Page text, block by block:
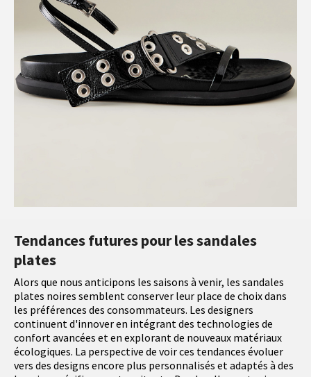
Tendances futures pour les sandales
plates
Alors que nous anticipons les saisons à venir, les sandales
plates noires semblent conserver leur place de choix dans
les préférences des consommateurs. Les designers
continuent d'innover en intégrant des technologies de
confort avancées et en explorant de nouveaux matériaux
écologiques. La perspective de voir ces tendances évoluer
vers des designs encore plus personnalisés et adaptés à des